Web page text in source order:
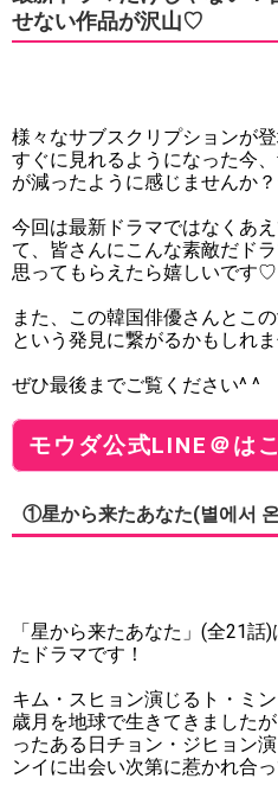
せない作品が沢山♡
様々なサブスクリプションが
すぐに見れるようになった今
が減ったように感じませんか
今回は最新ドラマではなくあ
て、皆さんにこんな素敵だド
思ってもらえたら嬉しいです♡
また、この韓国俳優さんとこ
という発見に繋がるかもしれ
ぜひ最後までご覧ください^ ^
モウダ公式LINE＠は
①星から来たあなた(별에서
「星から来たあなた」(全21
たドラマです！
キム・スヒョン演じるト・ミ
歳月を地球で生きてきました
ったある日チョン・ジヒョン
ンイに出会い次第に惹かれ合